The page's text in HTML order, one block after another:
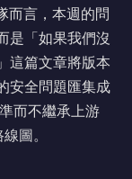
而言，本週的問
是「如果我們沒
這篇文章將版本
安全問題匯集成
而不繼承上游
圖。